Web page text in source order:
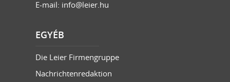
E-mail: info@leier.hu
EGYÉB
Die Leier Firmengruppe
Nachrichtenredaktion